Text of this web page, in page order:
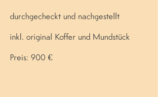
durchgecheckt und nachgestellt
inkl. original Koffer und Mundstück
Preis: 900 €